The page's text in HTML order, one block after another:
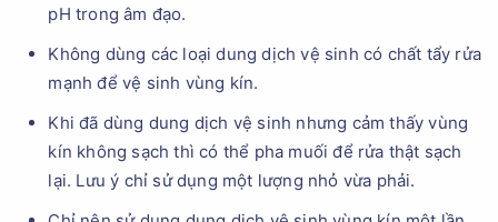
pH trong âm đạo.
Không dùng các loại dung dịch vệ sinh có chất tẩy rửa
mạnh để vệ sinh vùng kín.
Khi đã dùng dung dịch vệ sinh nhưng cảm thấy vùng
kín không sạch thì có thể pha muối để rửa thật sạch
lại. Lưu ý chỉ sử dụng một lượng nhỏ vừa phải.